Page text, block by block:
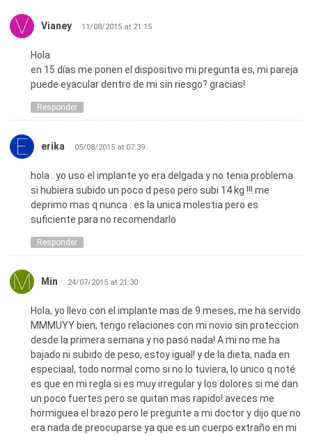
Vianey 11/08/2015 at 21:15
Hola
en 15 días me ponen el dispositivo mi pregunta es, mi pareja
puede eyacular dentro de mi sin riesgo? gracias!
Responder
erika 05/08/2015 at 07:39
hola . yo uso el implante yo era delgada y no tenia problema
si hubiera subido un poco d peso pero subi 14 kg !!! me
deprimo mas q nunca . es la unica molestia pero es
suficiente para no recomendarlo
Responder
Min 24/07/2015 at 21:30
Hola, yo llevo con el implante mas de 9 meses, me ha servido
MMMUYY bien, tengo relaciones con mi novio sin proteccion
desde la primera semana y no pasó nada! A mi no me ha
bajado ni subido de peso, estoy igual! y de la dieta, nada en
especiaal, todo normal como si no lo tuviera, lo unico q noté
es que en mi regla si es muy irregular y los dolores si me dan
un poco fuertes pero se quitan mas rapido! aveces me
hormiguea el brazo pero le pregunte a mi doctor y dijo que no
era nada de preocuparse ya que es un cuerpo extraño en mi